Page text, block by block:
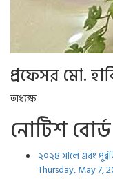
প্রফেসর মো.
অধ্যক্ষ
নোটিশ বোর্ড
২০২৪ সালে এবং
Thursday, May 7,